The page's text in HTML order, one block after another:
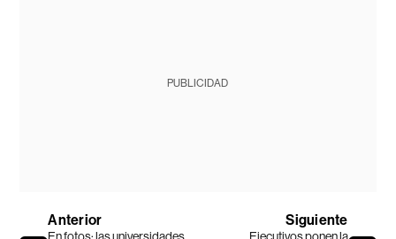
PUBLICIDAD
Anterior
En fotos: las universidades
Siguiente
Ejecutivos ponen la